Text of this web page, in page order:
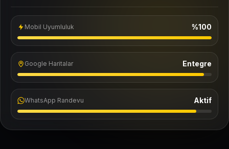
Mobil Uyumluluk %100
Google Haritalar Entegre
WhatsApp Randevu Aktif